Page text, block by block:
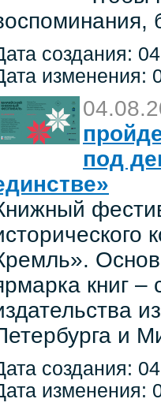
создания:
изменения:
под
книг –
и
создания:
изменения: